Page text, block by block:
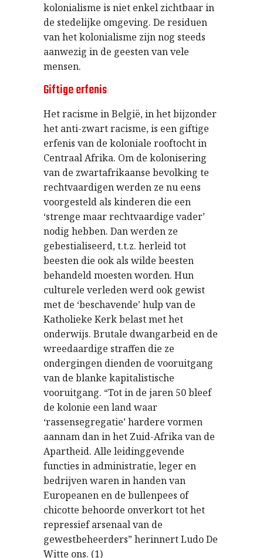
kolonialisme is niet enkel zichtbaar in
de stedelijke omgeving. De residuen
van het kolonialisme zijn nog steeds
aanwezig in de geesten van vele
mensen.
Giftige erfenis
Het racisme in België, in het bijzonder
het anti-zwart racisme, is een giftige
erfenis van de koloniale rooftocht in
Centraal Afrika. Om de kolonisering
van de zwartafrikaanse bevolking te
rechtvaardigen werden ze nu eens
voorgesteld als kinderen die een
‘strenge maar rechtvaardige vader’
nodig hebben. Dan werden ze
gebestialiseerd, t.t.z. herleid tot
beesten die ook als wilde beesten
behandeld moesten worden. Hun
culturele verleden werd ook gewist
met de ‘beschavende’ hulp van de
Katholieke Kerk belast met het
onderwijs. Brutale dwangarbeid en de
wreedaardige straffen die ze
ondergingen dienden de vooruitgang
van de blanke kapitalistische
vooruitgang. “Tot in de jaren 50 bleef
de kolonie een land waar
‘rassensegregatie’ hardere vormen
aannam dan in het Zuid-Afrika van de
Apartheid. Alle leidinggevende
functies in administratie, leger en
bedrijven waren in handen van
Europeanen en de bullenpees of
chicotte behoorde onverkort tot het
repressief arsenaal van de
gewestbeheerders” herinnert Ludo De
Witte ons. (1)